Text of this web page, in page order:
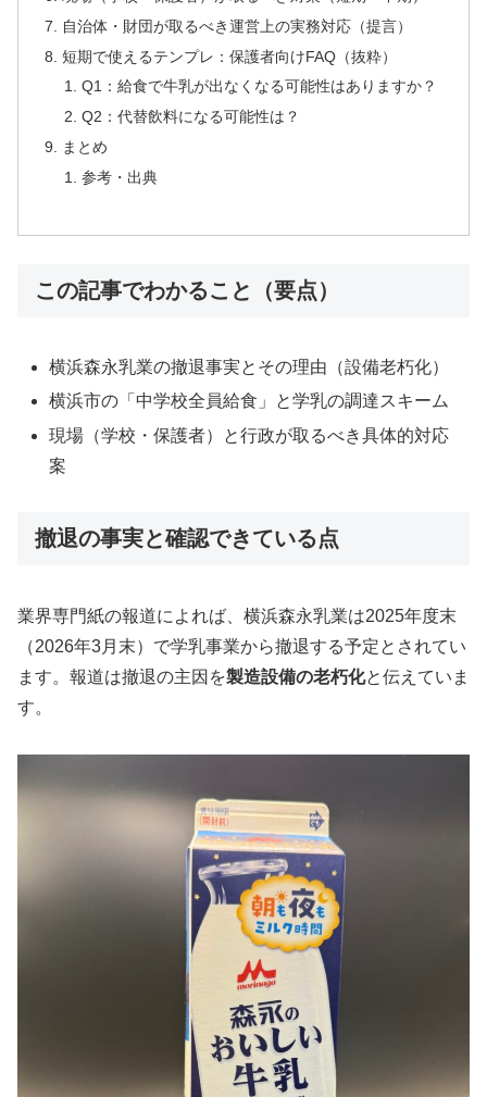
自治体・財団が取るべき運営上の実務対応（提言）
短期で使えるテンプレ：保護者向けFAQ（抜粋）
Q1：給食で牛乳が出なくなる可能性はありますか？
Q2：代替飲料になる可能性は？
まとめ
参考・出典
この記事でわかること（要点）
横浜森永乳業の撤退事実とその理由（設備老朽化）
横浜市の「中学校全員給食」と学乳の調達スキーム
現場（学校・保護者）と行政が取るべき具体的対応
案
撤退の事実と確認できている点
業界専門紙の報道によれば、横浜森永乳業は2025年度末
（2026年3月末）で学乳事業から撤退する予定とされてい
ます。報道は撤退の主因を製造設備の老朽化と伝えていま
す。